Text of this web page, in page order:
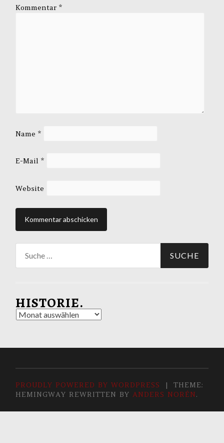
Kommentar*
Name*
E-Mail*
Website
nach:
HISTORIE.
Historie.
PROUDLY POWERED BY WORDPRESS |
THEME:
HEMINGWAY REWRITTEN BYANDERS NORÉN.